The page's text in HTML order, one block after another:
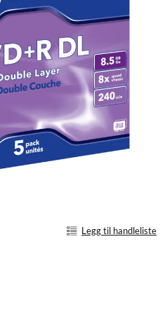
Legg til handleliste